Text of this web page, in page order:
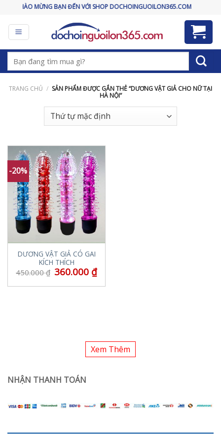
content
CHÀO MỪNG BẠN ĐẾN VỚI SHOP DOCHOINGUOILON365.COM
Tìm
kiếm:
TRANG CHỦ / SẢN PHẨM ĐƯỢC GẮN THẺ “DƯƠNG VẬT GIẢ CHO NỮ TẠI
HÀ NỘI”
-20%
DƯƠNG VẬT GIẢ CÓ GAI
KÍCH THÍCH
450.000₫ 360.000 ₫
Xem Thêm
NHẬN THANH TOÁN